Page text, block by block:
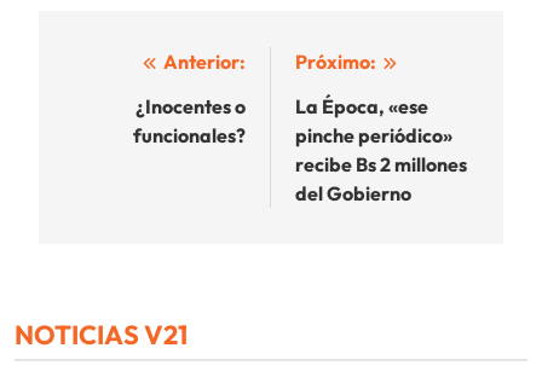
Navegación
entradas
Anterior:
¿Inocentes o
funcionales?
Próximo:
La Época, «ese
pinche periódico»
recibe Bs 2 millones
del Gobierno
NOTICIAS V21